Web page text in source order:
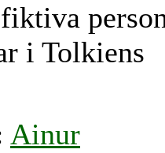
i Tolkiens
Ainur